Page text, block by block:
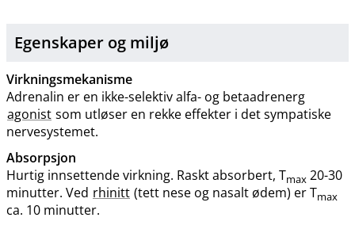
Egenskaper og miljø
Virkningsmekanisme
Adrenalin er en ikke-selektiv alfa- og betaadrenerg
agonist som utløser en rekke effekter i det sympatiske
nervesystemet.
Absorpsjon
Hurtig innsettende virkning. Raskt absorbert, Tmax 20-30
minutter. Ved rhinitt (tett nese og nasalt ødem) er Tmax
ca. 10 minutter.